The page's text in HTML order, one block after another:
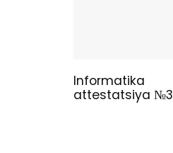
Informatika
attestatsiya №3